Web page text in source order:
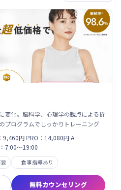
変化。脳科学、心理学の観点による折
プログラムでしっかりトレーニング
9,460円 PRO：14,080円 A…
7:00〜19:00
食事指導あり
無料カウンセリング